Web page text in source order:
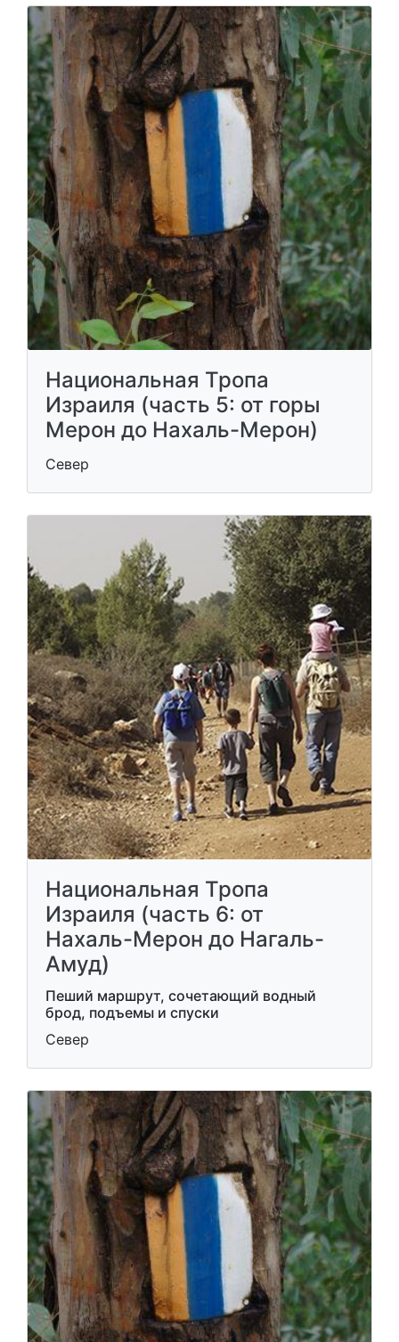
Национальная Тропа
Израиля (часть 5: от горы
Мерон до Нахаль-Мерон)
Север
Национальная Тропа
Израиля (часть 6: от
Нахаль-Мерон до Нагаль-
Амуд)
Пеший маршрут, сочетающий водный
брод, подъемы и спуски
Север